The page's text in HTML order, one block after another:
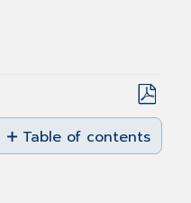
Save
as
PDF
Table of contents